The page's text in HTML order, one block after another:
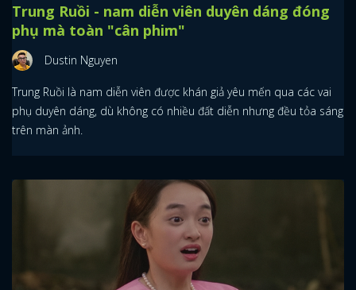
Trung Ruồi - nam diễn viên duyên dáng đóng
phụ mà toàn "cân phim"
Dustin Nguyen
Trung Ruồi là nam diễn viên được khán giả yêu mến qua các vai
phụ duyên dáng, dù không có nhiều đất diễn nhưng đều tỏa sáng
trên màn ảnh.